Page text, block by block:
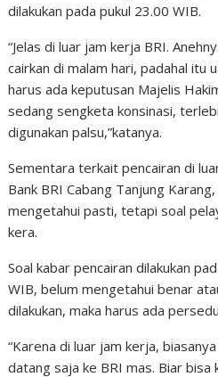
dilakukan pada pukul 23.00 WIB.
“Jelas di luar jam kerja BRI.
cairkan di malam hari, padahal itu
harus ada keputusan Majelis
sedang sengketa konsinasi,
digunakan palsu,”katanya.
Sementara terkait pencairan di
Bank BRI Cabang Tanjung
mengetahui pasti, tetapi soal
kera.
Soal kabar pencairan dilakukan
WIB, belum mengetahui benar
dilakukan, maka harus ada
“Karena di luar jam kerja,
datang saja ke BRI mas. Biar bisa